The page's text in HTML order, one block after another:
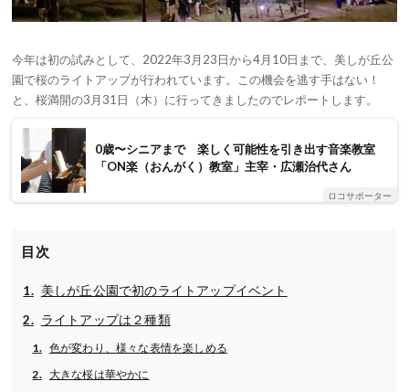
今年は初の試みとして、2022年3月23日から4月10日まで、美しが丘公
園で桜のライトアップが行われています。この機会を逃す手はない！
と、桜満開の3月31日（木）に行ってきましたのでレポートします。
0歳〜シニアまで 楽しく可能性を引き出す音楽教室
「ON楽（おんがく）教室」主宰・広瀬治代さん
ロコサポーター
目次
美しが丘公園で初のライトアップイベント
ライトアップは２種類
色が変わり、様々な表情を楽しめる
大きな桜は華やかに